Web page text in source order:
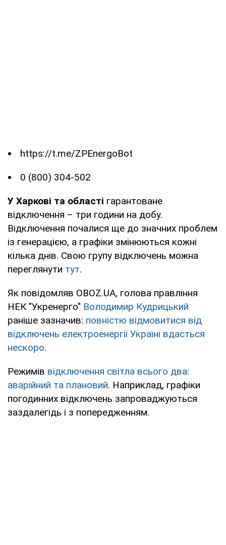
https://t.me/ZPEnergoBot
0 (800) 304-502
У Харкові та області гарантоване
відключення – три години на добу.
Відключення почалися ще до значних проблем
із генерацією, а графіки змінюються кожні
кілька днів. Свою групу відключень можна
переглянути тут.
Як повідомляв OBOZ.UA, голова правління
НЕК "Укренерго" Володимир Кудрицький
раніше зазначив: повністю відмовитися від
відключень електроенергії Україні вдасться
нескоро.
Режимів відключення світла всього два:
аварійний та плановий. Наприклад, графіки
погодинних відключень запроваджуються
заздалегідь і з попередженням.